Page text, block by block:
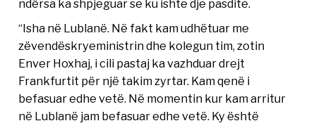
ndërsa ka shpjeguar se ku ishte dje pasdite.
“Isha në Lublanë. Në fakt kam udhëtuar me
zëvendëskryeministrin dhe kolegun tim, zotin
Enver Hoxhaj, i cili pastaj ka vazhduar drejt
Frankfurtit për një takim zyrtar. Kam qenë i
befasuar edhe vetë. Në momentin kur kam arritur
në Lublanë jam befasuar edhe vetë. Ky është